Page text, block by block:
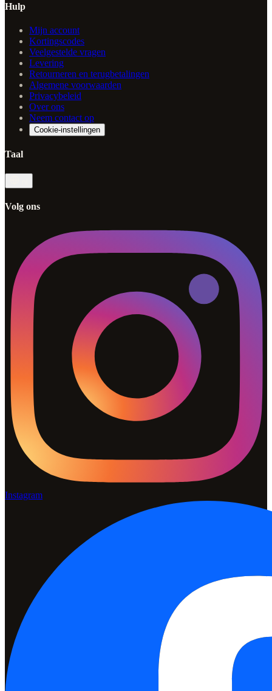
Hulp
Mijn account
Kortingscodes
Veelgestelde vragen
Levering
Retourneren en terugbetalingen
Algemene voorwaarden
Privacybeleid
Over ons
Neem contact op
Cookie-instellingen
Taal
Volg ons
Instagram